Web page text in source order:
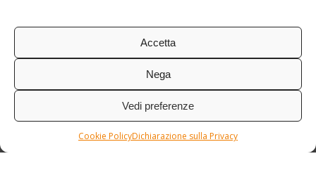
Accetta
Nega
Vedi preferenze
Cookie PolicyDichiarazione sulla Privacy